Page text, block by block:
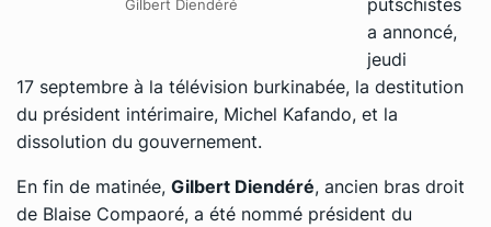
Gilbert Diendéré
putschistes
a annoncé,
jeudi
17 septembre à la télévision burkinabée, la destitution
du président intérimaire, Michel Kafando, et la
dissolution du gouvernement.
En fin de matinée, Gilbert Diendéré, ancien bras droit
de Blaise Compaoré, a été nommé président du